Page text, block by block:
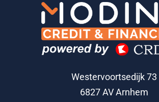
Westervoortsedijk 73
6827 AV Arnhem